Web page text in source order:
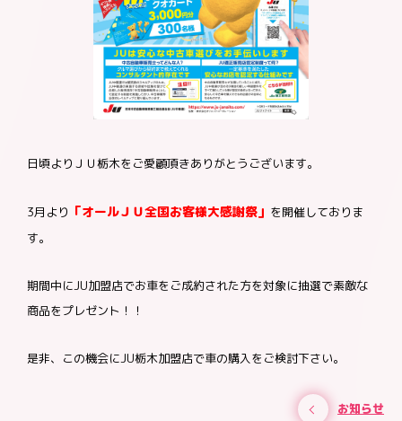
加盟店様向け
お知らせ
日頃よりＪＵ栃木をご愛顧頂きありがとうございます。
3月より 「オールＪＵ全国お客様大感謝祭」 を開催しておりま
す。
期間中にJU加盟店でお車をご成約された方を対象に抽選で素敵な
商品をプレゼント！！
是非、この機会にJU栃木加盟店で車の購入をご検討下さい。